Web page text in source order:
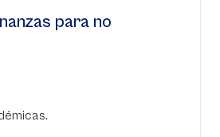
para no